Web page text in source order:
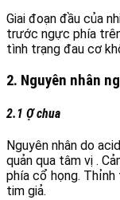
Giai đoạn đầu của
trước ngực phía
tình trạng đau cơ
2. Nguyên nhân
2.1 Ợ chua
Nguyên nhân do
quản qua tâm vị .
phía cổ họng.
tim giả.